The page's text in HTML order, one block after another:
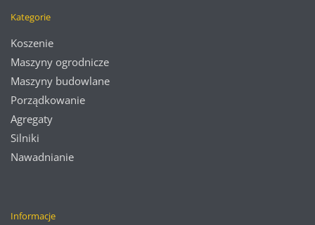
Kategorie
Koszenie
Maszyny ogrodnicze
Maszyny budowlane
Porządkowanie
Agregaty
Silniki
Nawadnianie
Informacje